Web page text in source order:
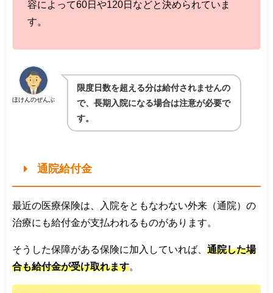
容によって60日や120日などと決められていま
す。
ほけんのぜんぶ
限度日数を超える分は給付されませんの
で、長期入院になる場合は注意が必要で
す。
通院給付金
最近の医療保険は、入院をともなわない外来（通院）の
治療にも給付金が支払われるものがあります。
そうした保障がある保険に加入していれば、 通院した場
合も給付金が受け取れます